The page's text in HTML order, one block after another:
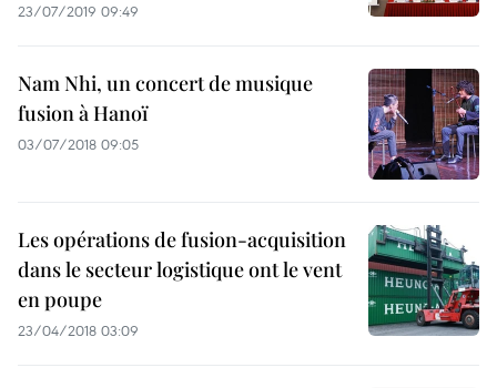
23/07/2019 09:49
Nam Nhi, un concert de musique
fusion à Hanoï
03/07/2018 09:05
Les opérations de fusion-acquisition
dans le secteur logistique ont le vent
en poupe
23/04/2018 03:09